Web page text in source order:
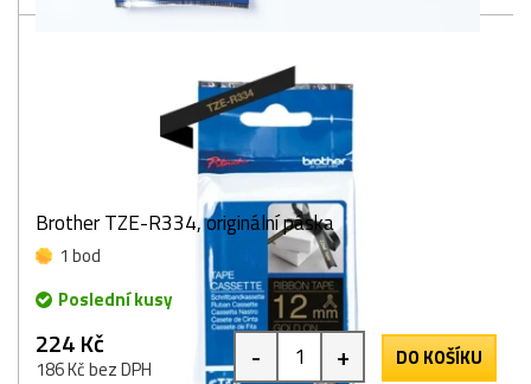
Brother TZE-R334, originální páska
1 bod
Poslední kusy
224 Kč
186 Kč bez DPH - + DO KOŠÍKU